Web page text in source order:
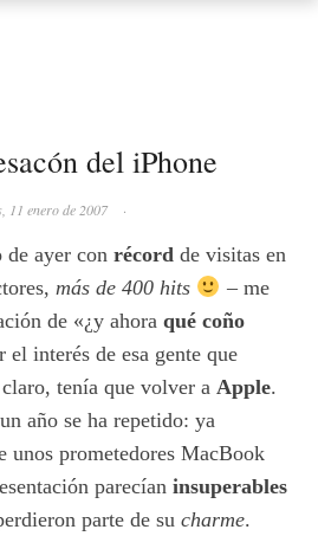
del iPhone
11 enero de 2007 ·
de ayer con récord de visitas en
más de 400 hits
– me
de «¿y ahora qué coño
el interés de esa gente que
tenía que volver a Apple.
año se ha repetido: ya
unos prometedores MacBook
parecían insuperables
parte de su charme.